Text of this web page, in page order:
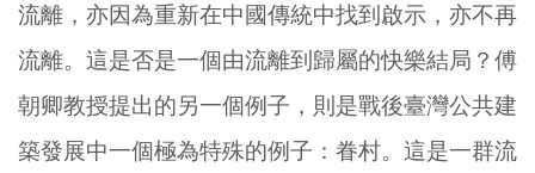
流離，亦因為重新在中國傳統中找到啟示，亦不再
流離。這是否是一個由流離到歸屬的快樂結局？傅
朝卿教授提出的另一個例子，則是戰後臺灣公共建
築發展中一個極為特殊的例子：眷村。這是一群流